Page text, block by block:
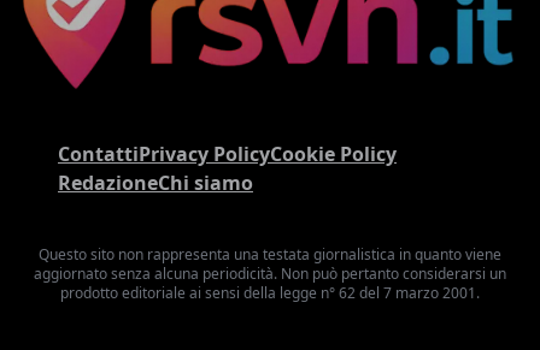
ContattiPrivacy PolicyCookie Policy
RedazioneChi siamo
Questo sito non rappresenta una testata giornalistica in quanto viene
aggiornato senza alcuna periodicità. Non può pertanto considerarsi un
prodotto editoriale ai sensi della legge n° 62 del 7 marzo 2001.